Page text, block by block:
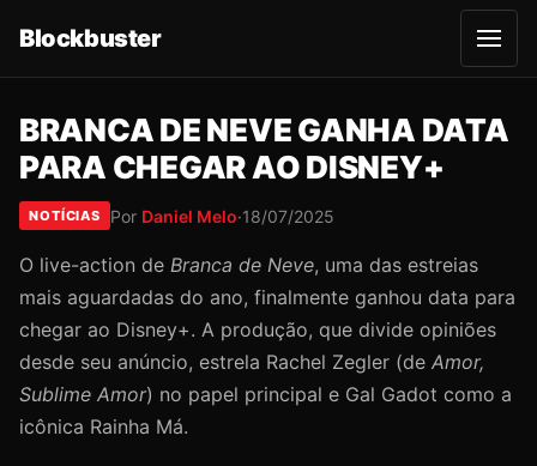
Blockbuster
A
b
r
r
m
BRANCA DE NEVE GANHA DATA
PARA CHEGAR AO DISNEY+
NOTÍCIAS Por Daniel Melo·18/07/2025
O live-action de Branca de Neve, uma das estreias
mais aguardadas do ano, finalmente ganhou data para
chegar ao Disney+. A produção, que divide opiniões
desde seu anúncio, estrela Rachel Zegler (de Amor,
Sublime Amor) no papel principal e Gal Gadot como a
icônica Rainha Má.